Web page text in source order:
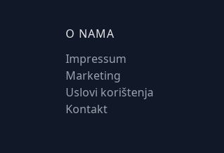
O NAMA
Impressum
Marketing
Uslovi korištenja
Kontakt